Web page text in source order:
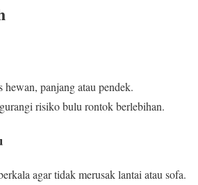
hewan, panjang atau pendek.
risiko bulu rontok berlebihan.
agar tidak merusak lantai atau sofa.